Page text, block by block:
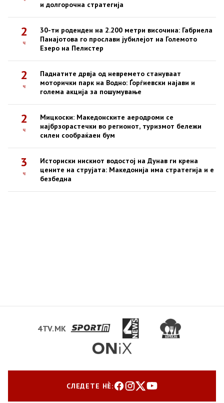
и долгорочна стратегија
2
ч
30-ти роденден на 2.200 метри височина: Габриела
Панајотова го прослави јубилејот на Големото
Езеро на Пелистер
2
ч
Паднатите дрвја од невремето стануваат
моторички парк на Водно: Ѓорѓиевски најави и
голема акција за пошумување
2
ч
Мицкоски: Македонските аеродроми се
најбрзорастечки во регионот, туризмот бележи
силен сообраќаен бум
3
ч
Историски нискиот водостој на Дунав ги крена
цените на струјата: Македонија има стратегија и е
безбедна
4TV.MK
СЛЕДЕТЕ НЀ: